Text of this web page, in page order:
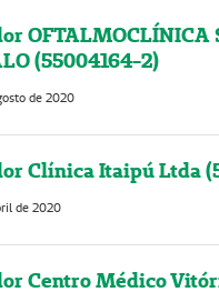
OFTALMOCLÍNICA
(55004164-2)
de 2020
Clínica Itaipú Ltda
de 2020
Centro Médico